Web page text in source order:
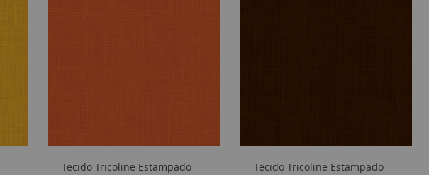
Tecido Tricoline Estampado
Tecido Tricoline Estampado